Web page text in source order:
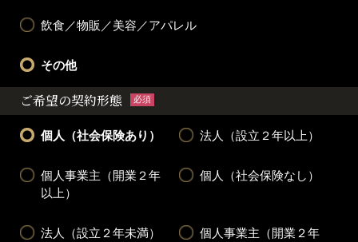
飲食／物販／美容／アパレル
その他
ご希望の契約形態 必須
個人（社会保険あり） 法人（設立２年以上）
個人事業主（開業２年
以上）
個人（社会保険なし）
法人（設立２年未満）
個人事業主（開業２年